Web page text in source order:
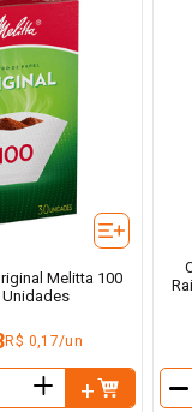
Melitta 100
Unidades
R$ 0,17/un
＋ －